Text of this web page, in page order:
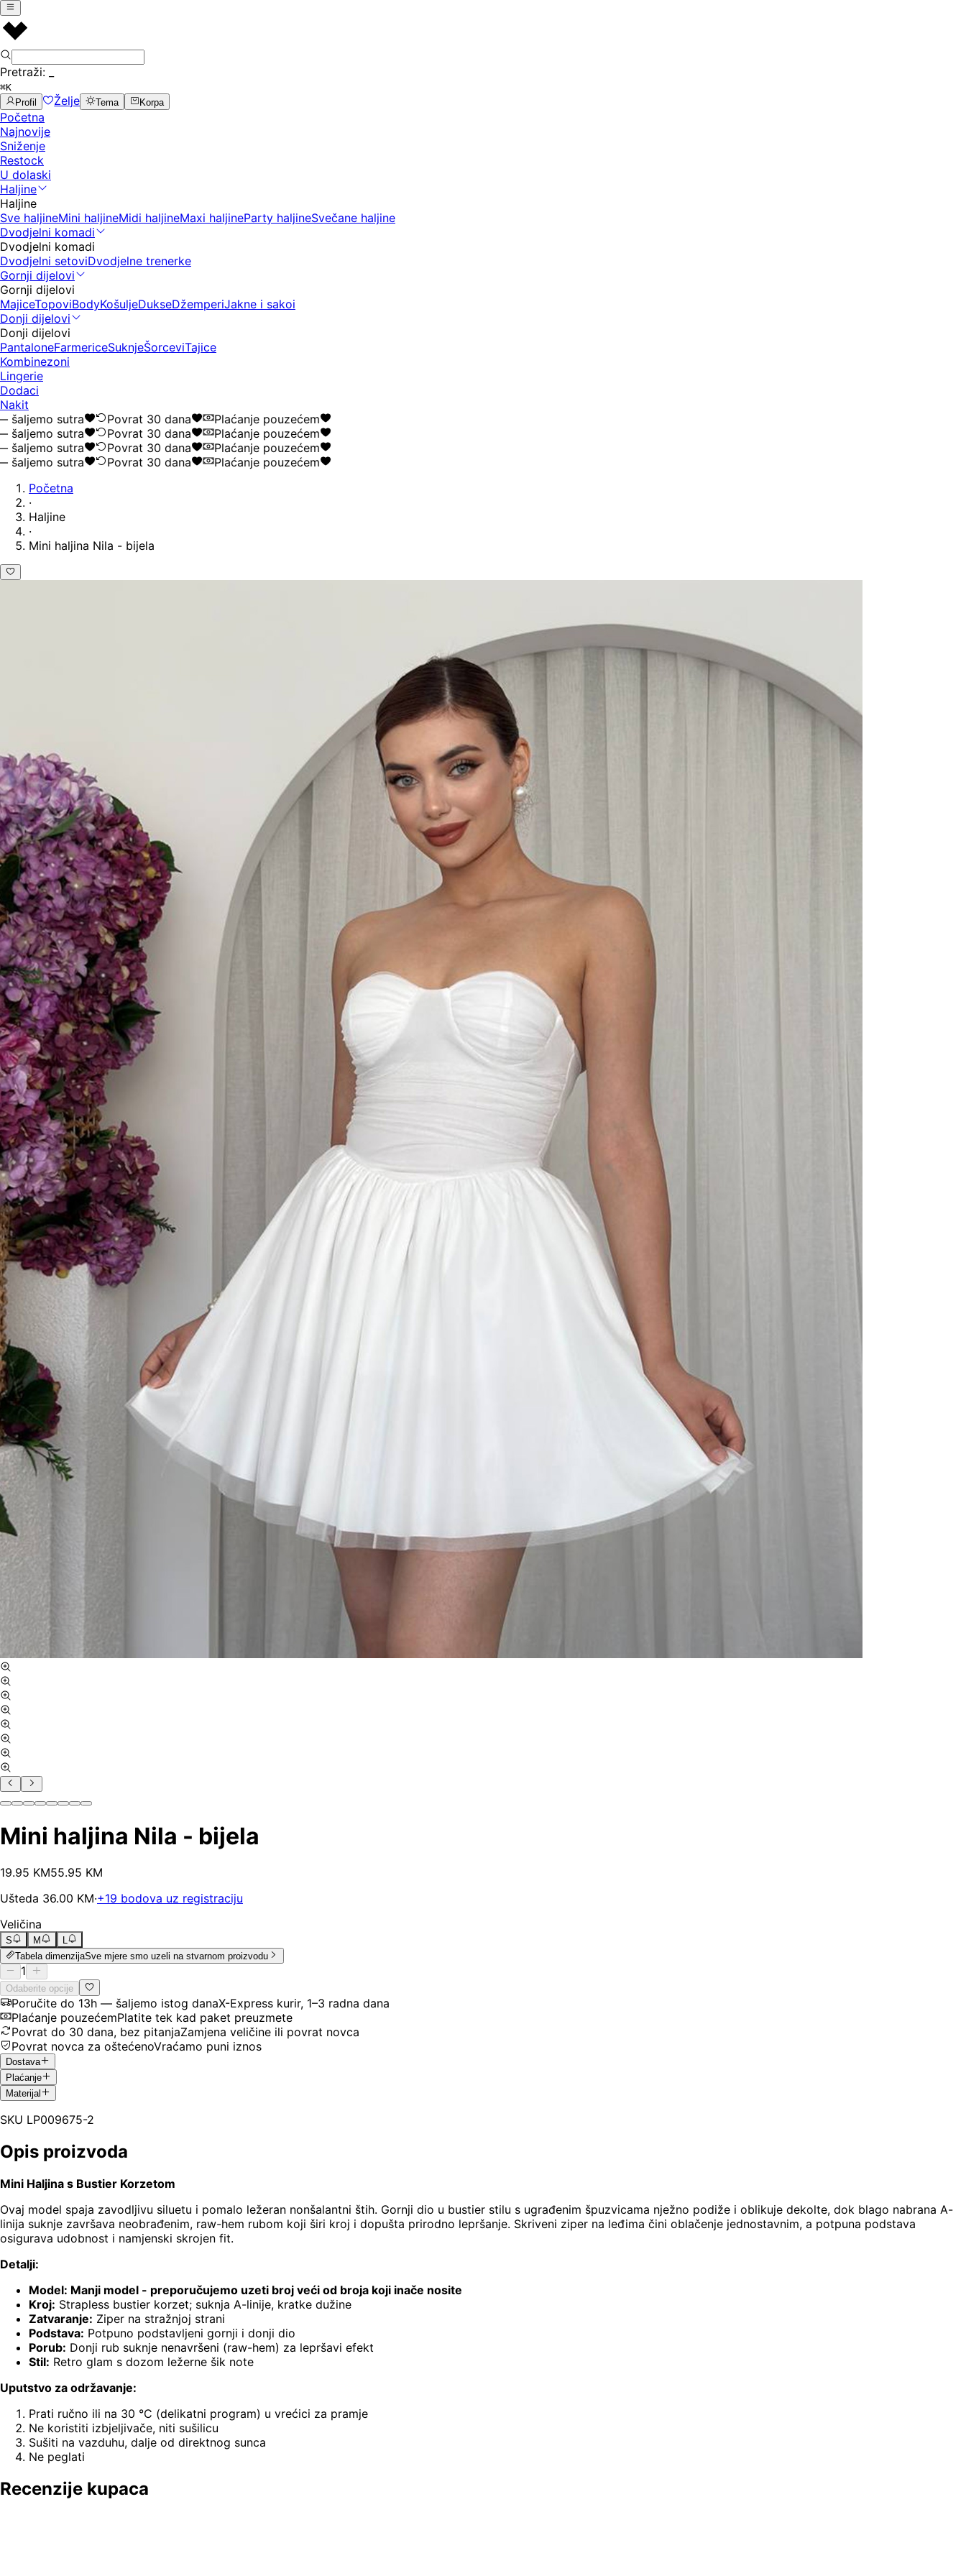
Pretraži:
⌘K
Profil
Želje Tema Korpa
Početna
Najnovije
Sniženje
Restock
U dolaski
Haljine
Haljine
Sve haljineMini haljineMidi haljineMaxi haljineParty haljineSvečane haljine
Dvodjelni komadi
Dvodjelni komadi
Dvodjelni setoviDvodjelne trenerke
Gornji dijelovi
Gornji dijelovi
MajiceTopoviBodyKošuljeDukseDžemperiJakne i sakoi
Donji dijelovi
Donji dijelovi
PantaloneFarmericeSuknjeŠorceviTajice
Kombinezoni
Lingerie
Dodaci
Nakit
sutra
Povrat 30 dana
Plaćanje pouzećem
sutra
Povrat 30 dana
Plaćanje pouzećem
sutra
Povrat 30 dana
Plaćanje pouzećem
sutra
Povrat 30 dana
Plaćanje pouzećem
Početna
·
Haljine
·
Mini haljina Nila - bijela
Mini haljina Nila - bijela
19.95 KM55.95 KM
Ušteda 36.00 KM·+19 bodova uz registraciju
Veličina
S M
L
Tabela dimenzijaSve mjere smo uzeli na stvarnom proizvodu
1
Odaberite opcije
Poručite do 13h — šaljemo istog danaX-Express kurir, 1–3 radna dana
Plaćanje pouzećemPlatite tek kad paket preuzmete
Povrat do 30 dana, bez pitanjaZamjena veličine ili povrat novca
Povrat novca za oštećenoVraćamo puni iznos
Dostava
Plaćanje
Materijal
SKU LP009675-2
Opis proizvoda
Mini Haljina s Bustier Korzetom
Ovaj model spaja zavodljivu siluetu i pomalo ležeran nonšalantni štih. Gornji dio u bustier stilu s ugrađenim špuzvicama nježno podiže i oblikuje dekolte, dok blago nabrana A-
linija suknje završava neobrađenim, raw-hem rubom koji širi kroj i dopušta prirodno lepršanje. Skriveni ziper na leđima čini oblačenje jednostavnim, a potpuna podstava
osigurava udobnost i namjenski skrojen fit.
Detalji:
Model: Manji model - preporučujemo uzeti broj veći od broja koji inače nosite
Kroj: Strapless bustier korzet; suknja A-linije, kratke dužine
Zatvaranje: Ziper na stražnjoj strani
Podstava: Potpuno podstavljeni gornji i donji dio
Porub: Donji rub suknje nenavršeni (raw-hem) za lepršavi efekt
Stil: Retro glam s dozom ležerne šik note
Uputstvo za održavanje:
Prati ručno ili na 30 °C (delikatni program) u vrećici za pramje
Ne koristiti izbjeljivače, niti sušilicu
Sušiti na vazduhu, dalje od direktnog sunca
Ne peglati
Recenzije kupaca